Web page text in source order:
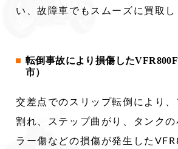
い、故障車でもスムーズに買取し
転倒事故により損傷した
市）
交差点でのスリップ転倒により
割れ、ステップ曲がり、タンク
ラー傷などの損傷が発生した